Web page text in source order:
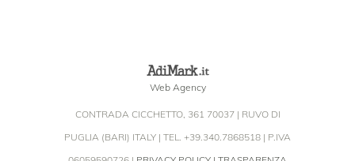
Web Agency
CONTRADA CICCHETTO, 361 70037 | RUVO DI
PUGLIA (BARI) ITALY | TEL. +39.340.7868518 | P.IVA